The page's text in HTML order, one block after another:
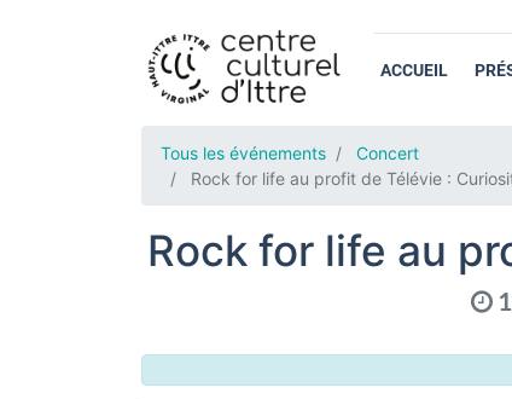
ACCUEIL
Tous les événements
Concert
Rock for life au profit de Télévie :
Rock for life au